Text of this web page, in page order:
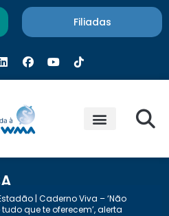
Filiadas
| Caderno Viva – ‘Não
que te oferecem’, alerta